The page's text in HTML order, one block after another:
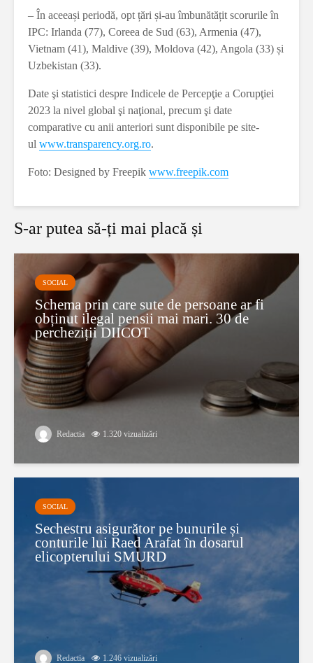
– În aceeași periodă, opt țări și-au îmbunătățit scorurile în
IPC: Irlanda (77), Coreea de Sud (63), Armenia (47),
Vietnam (41), Maldive (39), Moldova (42), Angola (33) și
Uzbekistan (33).
Date şi statistici despre Indicele de Percepţie a Corupţiei
2023 la nivel global şi naţional, precum şi date
comparative cu anii anteriori sunt disponibile pe site-
ul www.transparency.org.ro.
Foto: Designed by Freepik www.freepik.com
S-ar putea să-ți mai placă și
SOCIAL
Schema prin care sute de persoane ar fi
obținut ilegal pensii mai mari. 30 de
percheziții DIICOT
Redactia 1.320 vizualizări
SOCIAL
Sechestru asigurător pe bunurile și
conturile lui Raed Arafat în dosarul
elicopterului SMURD
Redactia 1.246 vizualizări